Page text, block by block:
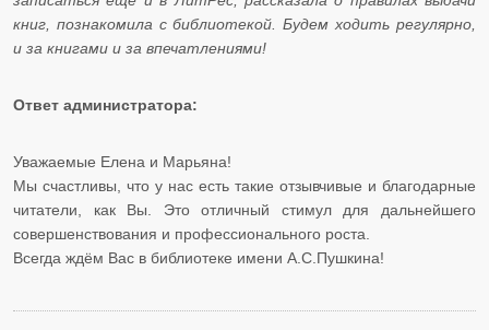
книг, познакомила с библиотекой. Будем ходить регулярно,
и за книгами и за впечатлениями!
Ответ администратора:
Уважаемые Елена и Марьяна!
Мы счастливы, что у нас есть такие отзывчивые и благодарные
читатели, как Вы. Это отличный стимул для дальнейшего
совершенствования и профессионального роста.
Всегда ждём Вас в библиотеке имени А.С.Пушкина!